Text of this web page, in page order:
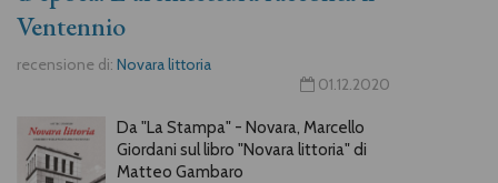
Ventennio
recensione di: Novara littoria
01.12.2020
Da "La Stampa" - Novara, Marcello
Giordani sul libro "Novara littoria" di
Matteo Gambaro